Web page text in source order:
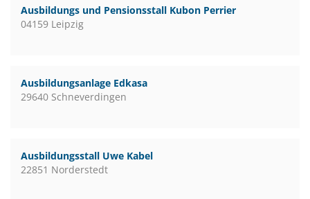
Ausbildungs und Pensionsstall Kubon Perrier
04159 Leipzig
Ausbildungsanlage Edkasa
29640 Schneverdingen
Ausbildungsstall Uwe Kabel
22851 Norderstedt